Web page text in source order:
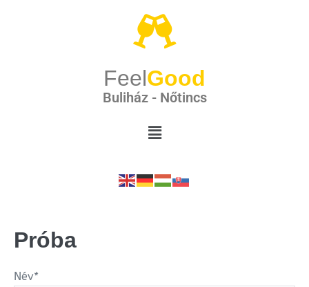
FeelGood
Buliház - Nőtincs
Próba
Név*